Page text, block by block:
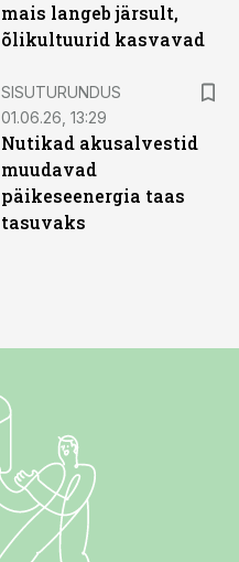
mais langeb järsult,
õlikultuurid kasvavad
SISUTURUNDUS
01.06.26, 13:29
Nutikad akusalvestid
muudavad
päikeseenergia taas
tasuvaks